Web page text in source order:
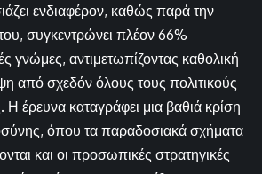
ενδιαφέρον, καθώς παρά την
συγκεντρώνει πλέον 66%
γνώμες, αντιμετωπίζοντας καθολική
από σχεδόν όλους τους πολιτικούς
έρευνα καταγράφει μια βαθιά κρίση
όπου τα παραδοσιακά σχήματα
και οι προσωπικές στρατηγικές